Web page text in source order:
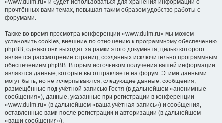
«www.duim.ru» и будет использоваться для хранения информации о
прочтённых вами темах, повышая таким образом удобство работы с
форумами.
Также во время просмотра конференции «www.duim.ru» мы можем
установить cookies, внешние по отношению к программному обеспечению
phpBB, однако они выходят за рамки этого документа, целью которого
является рассмотрение страниц, созданных исключительно программным
обеспечением phpBB. Вторым источником получения вашей информации
являются данные, которые вы отправляете на форум. Этими данными
могут быть, но не исчерпываются, следующие данные: сообщения,
размещённые под учётной записью Гостя (в дальнейшем «анонимные
сообщения»), данные, указанные при регистрации в конференции
«www.duim.ru» (в дальнейшем «ваша учётная запись») и сообщения,
оставленные вами после регистрации и авторизации (в дальнейшем
«ваши сообщения»).